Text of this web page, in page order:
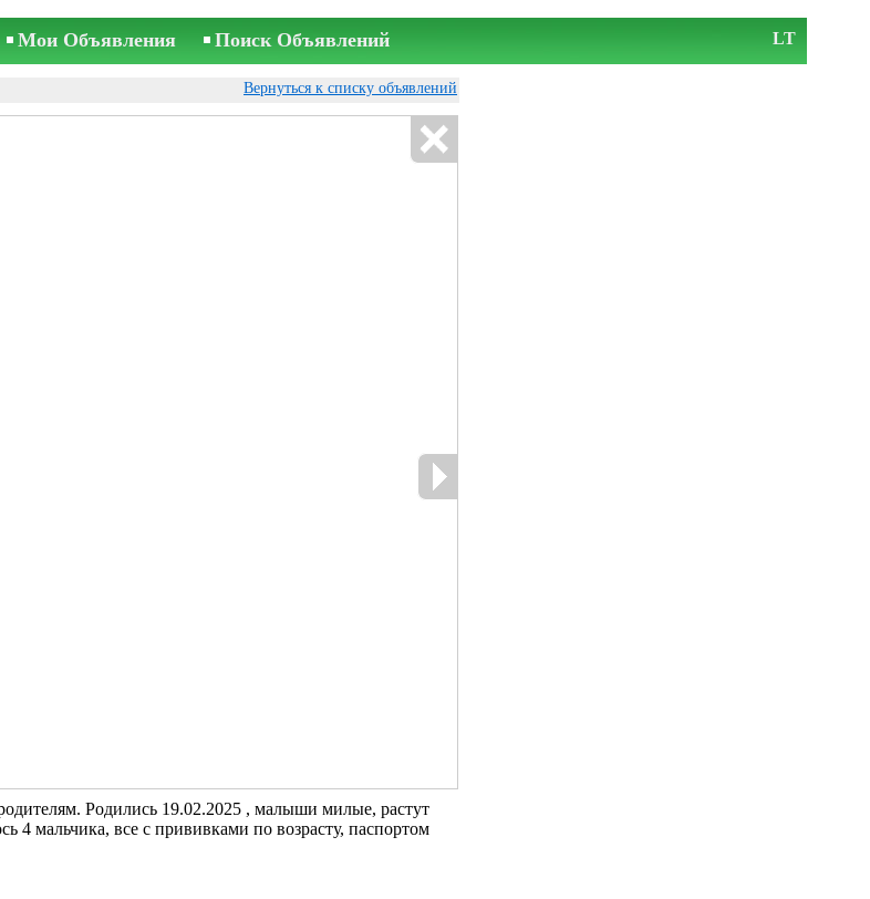
Мои Объявления Поиск Объявлений LT
Вернуться к списку объявлений
Родились 19.02.2025 , малыши милые, растут
4 мальчика, все с прививками по возрасту, паспортом